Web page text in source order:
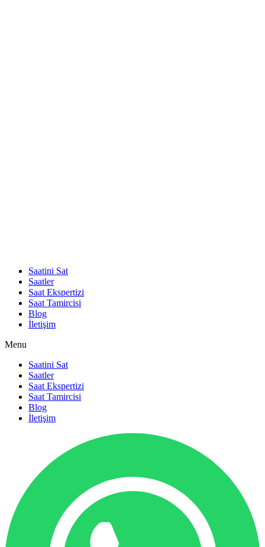
Saatini Sat
Saatler
Saat Ekspertizi
Saat Tamircisi
Blog
İletişim
Menu
Saatini Sat
Saatler
Saat Ekspertizi
Saat Tamircisi
Blog
İletişim